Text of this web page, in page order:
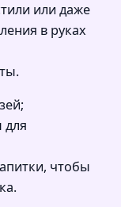
или даже
в руках
для
чтобы